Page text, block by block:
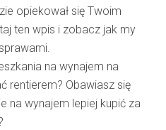
opiekował się Twoim
ten wpis i zobacz jak my
na wynajem na
rentierem? Obawiasz się
na wynajem lepiej kupić za